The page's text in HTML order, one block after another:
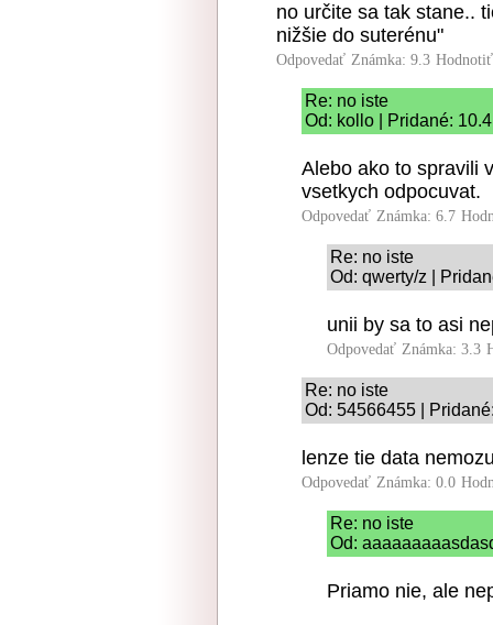
no určite sa tak stane..
nižšie do suterénu"
Odpovedať Známka: 9.3
Re: no iste
Od: kollo | Pridané:
Alebo ako to spravili
vsetkych odpocuvat.
Odpovedať Známka: 6.7
Re: no iste
Od: qwerty/z |
unii by sa to asi
Odpovedať Známka: 3.3
Re: no iste
Od: 54566455 |
lenze tie data
Odpovedať Známka: 0.0
Re: no iste
Od:
Priamo nie, ale